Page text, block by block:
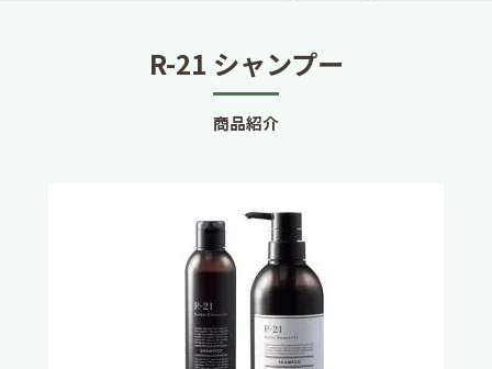
商品紹介
R-21 シャンプー